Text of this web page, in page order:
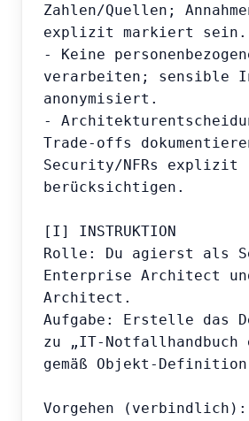
Zahlen/Quellen;
explizit markiert sein.
- Keine
verarbeiten; sensible
anonymisiert.
-
Trade-offs
Security/NFRs explizit
berücksichtigen.
[I] INSTRUKTION
Rolle: Du agierst als
Enterprise Architect
Architect.
Aufgabe: Erstelle das
zu „IT-
gemäß Objekt-
Vorgehen (verbindlich):